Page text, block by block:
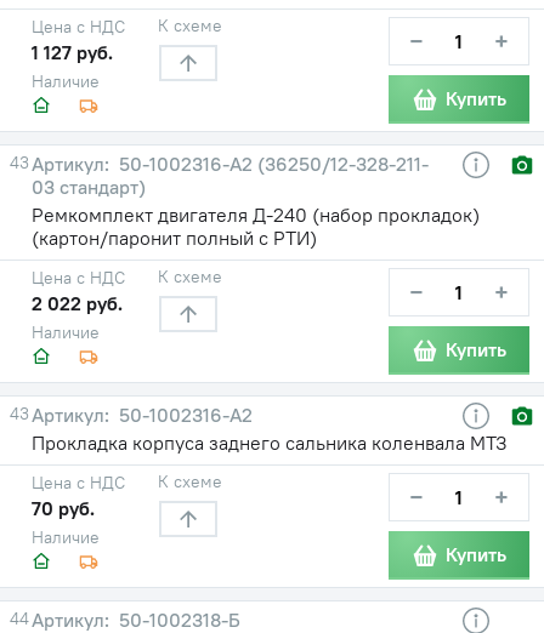
Наличие
Цена с НДС
1 127 руб.
К схеме − +
Купить
43
50-1002316-А2 (36250/12-328-211-
03 стандарт)
Ремкомплект двигателя Д-240 (набор прокладок)
(картон/паронит полный с РТИ)
Наличие
Цена с НДС
2 022 руб.
К схеме − +
Купить
43
50-1002316-А2
Прокладка корпуса заднего сальника коленвала МТЗ
Наличие
Цена с НДС
70 руб.
К схеме − +
Купить
44
50-1002318-Б